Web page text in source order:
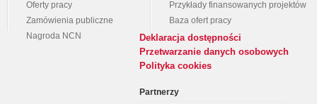
Oferty pracy
Zamówienia publiczne
Nagroda NCN
Przykłady finansowanych projektów
Baza ofert pracy
Deklaracja dostępności
Przetwarzanie danych osobowych
Polityka cookies
Partnerzy